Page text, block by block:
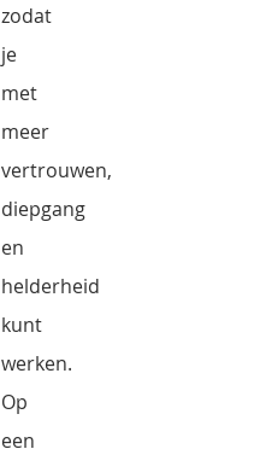
zodat
je
met
meer
vertrouwen,
diepgang
en
helderheid
kunt
werken.
Op
een